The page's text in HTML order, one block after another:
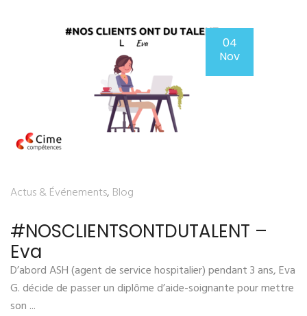
04
Nov
Actus & Événements, Blog
#NOSCLIENTSONTDUTALENT –
Eva
D’abord ASH (agent de service hospitalier) pendant 3 ans, Eva
G. décide de passer un diplôme d’aide-soignante pour mettre
son ...